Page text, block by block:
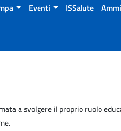
Eventi ISSalute
a svolgere il proprio ruolo